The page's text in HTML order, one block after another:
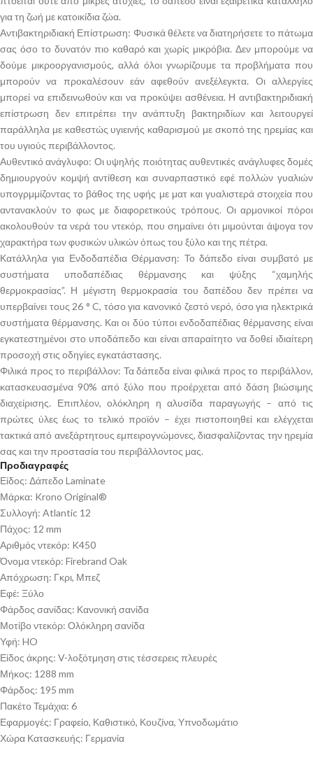
για τη ζωή με κατοικίδια ζώα.
Αντιβακτηριδιακή Επίστρωση: Φυσικά θέλετε να διατηρήσετε το πάτωμα
σας όσο το δυνατόν πιο καθαρό και χωρίς μικρόβια. Δεν μπορούμε να
δούμε μικροοργανισμούς, αλλά όλοι γνωρίζουμε τα προβλήματα που
μπορούν να προκαλέσουν εάν αφεθούν ανεξέλεγκτα. Οι αλλεργίες
μπορεί να επιδεινωθούν και να προκύψει ασθένεια. Η αντιβακτηριδιακή
επίστρωση δεν επιτρέπει την ανάπτυξη βακτηριδίων και λειτουργεί
παράλληλα με καθεστώς υγιεινής καθαρισμού με σκοπό της ηρεμίας και
του υγιούς περιβάλλοντος.
Αυθεντικό ανάγλυφο: Οι υψηλής ποιότητας αυθεντικές ανάγλυφες δομές
δημιουργούν κομψή αντίθεση και συναρπαστικό εφέ πολλών γυαλιών
υπογρμμίζοντας το βάθος της υφής με ματ και γυαλιστερά στοιχεία που
αντανακλούν το φως με διαφορετικούς τρόπους. Οι αρμονικοί πόροι
ακολουθούν τα νερά του ντεκόρ, που σημαίνει ότι μιμούνται άψογα τον
χαρακτήρα των φυσικών υλικών όπως του ξύλο και της πέτρα.
Κατάλληλα για Ενδοδαπέδια Θέρμανση: Το δάπεδο είναι συμβατό με
συστήματα υποδαπέδιας θέρμανσης και ψύξης “χαμηλής
θερμοκρασίας”. Η μέγιστη θερμοκρασία του δαπέδου δεν πρέπει να
υπερβαίνει τους 26 ° C, τόσο για κανονικό ζεστό νερό, όσο για ηλεκτρικά
συστήματα θέρμανσης. Και οι δύο τύποι ενδοδαπέδιας θέρμανσης είναι
εγκατεστημένοι στο υποδάπεδο και είναι απαραίτητο να δοθεί ιδιαίτερη
προσοχή στις οδηγίες εγκατάστασης.
Φιλικά προς το περιβάλλον: Τα δάπεδα είναι φιλικά προς το περιβάλλον,
κατασκευασμένα 90% από ξύλο που προέρχεται από δάση βιώσιμης
διαχείρισης. Επιπλέον, ολόκληρη η αλυσίδα παραγωγής – από τις
πρώτες ύλες έως το τελικό προϊόν – έχει πιστοποιηθεί και ελέγχεται
τακτικά από ανεξάρτητους εμπειρογνώμονες, διασφαλίζοντας την ηρεμία
σας και την προστασία του περιβάλλοντος μας.
Προδιαγραφές
Είδος: Δάπεδο Laminate
Μάρκα: Krono Original®
Συλλογή: Atlantic 12
Πάχος: 12 mm
Αριθμός ντεκόρ: K450
Όνομα ντεκόρ: Firebrand Oak
Απόχρωση: Γκρι, Μπεζ
Εφέ: Ξύλο
Φάρδος σανίδας: Κανονική σανίδα
Μοτίβο ντεκόρ: Ολόκληρη σανίδα
Υφή: HO
Είδος άκρης: V-λοξότμηση στις τέσσερεις πλευρές
Μήκος: 1288 mm
Φάρδος: 195 mm
Πακέτο Τεμάχια: 6
Εφαρμογές: Γραφείο, Καθιστικό, Κουζίνα, Υπνοδωμάτιο
Χώρα Κατασκευής: Γερμανία